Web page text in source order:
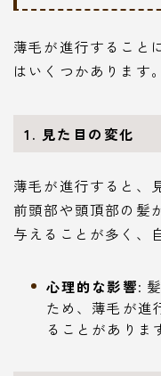
薄毛が進行すること
はいくつかあります。
1. 見た目の変化
薄毛が進行すると、
前頭部や頭頂部の髪
与えることが多く、
心理的な影響:
ため、薄毛が進
ることがありま